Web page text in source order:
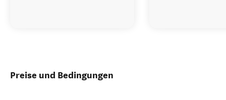
Preise und Bedingungen